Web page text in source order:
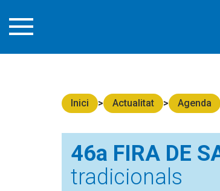
Inici Actualitat Agenda
46a FIRA DE
tradicionals